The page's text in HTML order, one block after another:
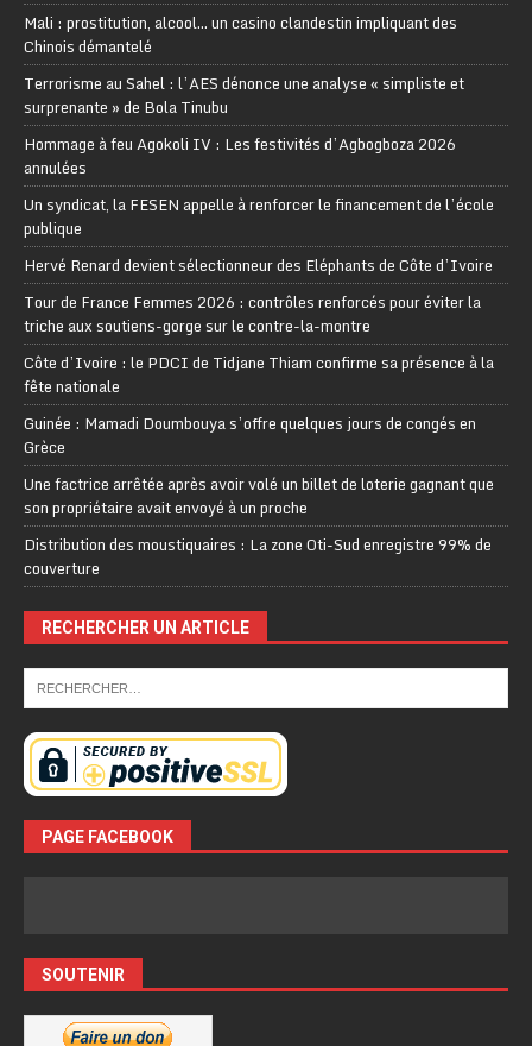
Mali : prostitution, alcool… un casino clandestin impliquant des
Chinois démantelé
Terrorisme au Sahel : l’AES dénonce une analyse « simpliste et
surprenante » de Bola Tinubu
Hommage à feu Agokoli IV : Les festivités d’Agbogboza 2026
annulées
Un syndicat, la FESEN appelle à renforcer le financement de l’école
publique
Hervé Renard devient sélectionneur des Eléphants de Côte d’Ivoire
Tour de France Femmes 2026 : contrôles renforcés pour éviter la
triche aux soutiens-gorge sur le contre-la-montre
Côte d’Ivoire : le PDCI de Tidjane Thiam confirme sa présence à la
fête nationale
Guinée : Mamadi Doumbouya s’offre quelques jours de congés en
Grèce
Une factrice arrêtée après avoir volé un billet de loterie gagnant que
son propriétaire avait envoyé à un proche
Distribution des moustiquaires : La zone Oti-Sud enregistre 99% de
couverture
RECHERCHER UN ARTICLE
PAGE FACEBOOK
SOUTENIR